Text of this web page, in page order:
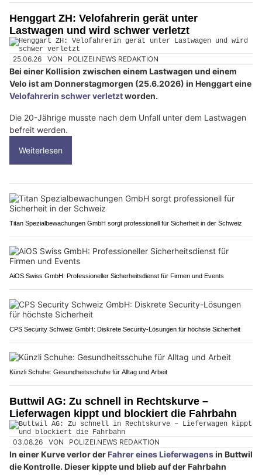
Henggart ZH: Velofahrerin gerät unter
Lastwagen und wird schwer verletzt
25.06.26 VON POLIZEI.NEWS REDAKTION
Bei einer Kollision zwischen einem Lastwagen und einem
Velo ist am Donnerstagmorgen (25.6.2026) in Henggart eine
Velofahrerin schwer verletztworden.
Die 20-Jährige musste nach dem Unfall unter dem Lastwagen
befreit werden.
Weiterlesen
Titan Spezialbewachungen GmbH sorgt professionell für Sicherheit in der Schweiz
AiOS Swiss GmbH: Professioneller Sicherheitsdienst für Firmen und Events
CPS Security Schweiz GmbH: Diskrete Security-Lösungen für höchste Sicherheit
Künzli Schuhe: Gesundheitsschuhe für Alltag und Arbeit
Buttwil AG: Zu schnell in Rechtskurve –
Lieferwagen kippt und blockiert die Fahrbahn
03.08.26 VON POLIZEI.NEWS REDAKTION
In einer Kurve verlor der Fahrer eines Lieferwagensin Buttwil
die Kontrolle. Dieser kippte und blieb auf der Fahrbahn